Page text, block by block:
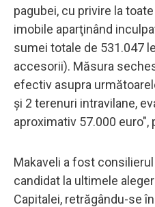
pagubei, cu privire la
imobile aparţinând
sumei totale de 531.047
accesorii). Măsura
efectiv asupra
şi 2 terenuri intravilane,
aproximativ 57.000
Makaveli a fost
candidat la ultimele
Capitalei, retrăgându-se